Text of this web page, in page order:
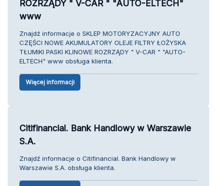
ROZRZĄDY " V-CAR " "AUTO-ELTECH"
www
Znajdź informacje o SKLEP MOTORYZACYJNY AUTO
CZĘŚCI NOWE AKUMULATORY OLEJE FILTRY ŁOŻYSKA
TŁUMIKI PASKI KLINOWE ROZRZĄDY " V-CAR " "AUTO-
ELTECH" www obsługa klienta.
Więcej informacji
Citifinancial. Bank Handlowy w Warszawie
S.A.
Znajdź informacje o Citifinancial. Bank Handlowy w
Warszawie S.A. obsługa klienta.